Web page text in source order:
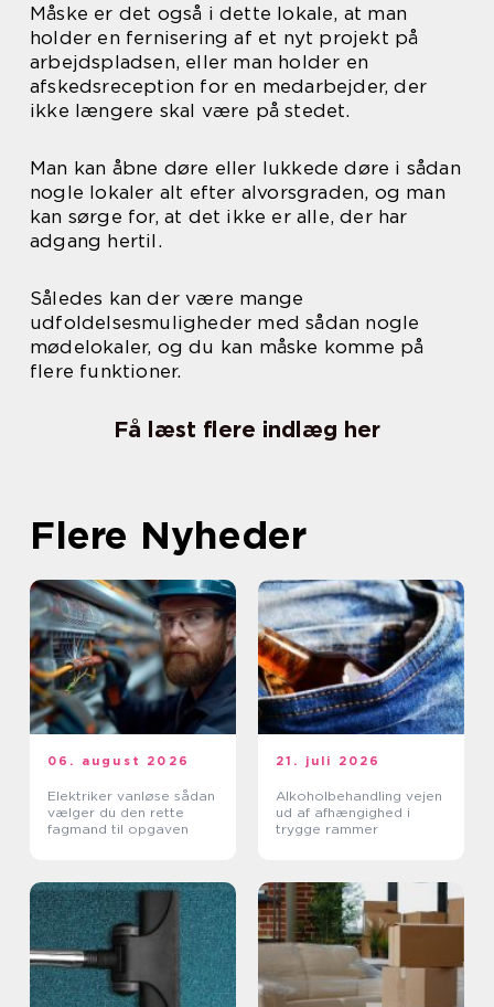
Måske er det også i dette lokale, at man
holder en fernisering af et nyt projekt på
arbejdspladsen, eller man holder en
afskedsreception for en medarbejder, der
ikke længere skal være på stedet.
Man kan åbne døre eller lukkede døre i sådan
nogle lokaler alt efter alvorsgraden, og man
kan sørge for, at det ikke er alle, der har
adgang hertil.
Således kan der være mange
udfoldelsesmuligheder med sådan nogle
mødelokaler, og du kan måske komme på
flere funktioner.
Få læst flere indlæg her
Flere Nyheder
06. august 2026
Elektriker vanløse sådan
vælger du den rette
fagmand til opgaven
21. juli 2026
Alkoholbehandling vejen
ud af afhængighed i
trygge rammer